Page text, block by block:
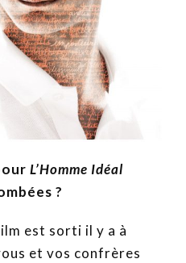
L’Homme Idéal
?
est sorti il y a à
et vos confrères